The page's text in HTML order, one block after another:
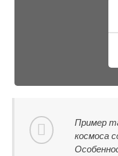
Пример
космоса